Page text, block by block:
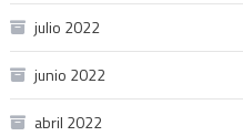
julio 2022
junio 2022
abril 2022